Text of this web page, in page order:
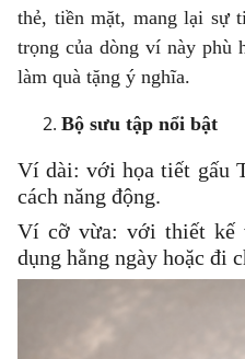
thẻ, tiền mặt, mang lại sự
trọng của dòng ví này phù
làm quà tặng ý nghĩa.
Bộ sưu tập nổi bật
Ví dài: với họa tiết gấu
cách năng động.
Ví cỡ vừa: với thiết kế
dụng hằng ngày hoặc đi